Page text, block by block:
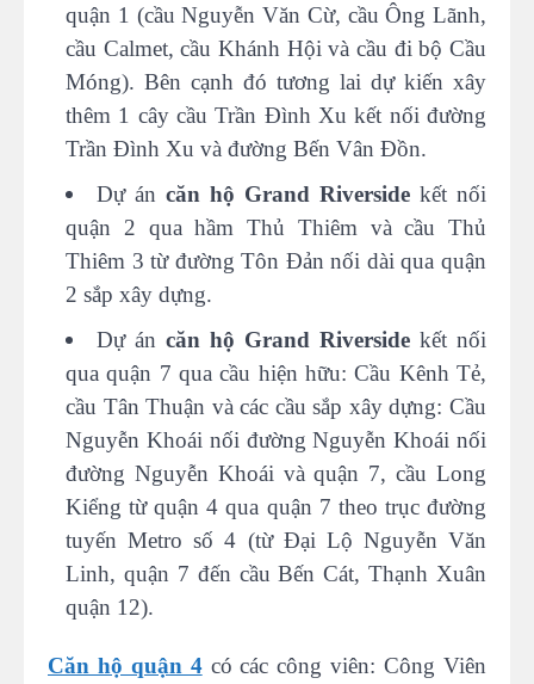
quận 1 (cầu Nguyễn Văn Cừ, cầu Ông Lãnh,
cầu Calmet, cầu Khánh Hội và cầu đi bộ Cầu
Móng). Bên cạnh đó tương lai dự kiến xây
thêm 1 cây cầu Trần Đình Xu kết nối đường
Trần Đình Xu và đường Bến Vân Đồn.
Dự án căn hộ Grand Riverside kết nối
quận 2 qua hầm Thủ Thiêm và cầu Thủ
Thiêm 3 từ đường Tôn Đản nối dài qua quận
2 sắp xây dựng.
Dự án căn hộ Grand Riverside kết nối
qua quận 7 qua cầu hiện hữu: Cầu Kênh Tẻ,
cầu Tân Thuận và các cầu sắp xây dựng: Cầu
Nguyễn Khoái nối đường Nguyễn Khoái nối
đường Nguyễn Khoái và quận 7, cầu Long
Kiểng từ quận 4 qua quận 7 theo trục đường
tuyến Metro số 4 (từ Đại Lộ Nguyễn Văn
Linh, quận 7 đến cầu Bến Cát, Thạnh Xuân
quận 12).
Căn hộ quận 4có các công viên: Công Viên